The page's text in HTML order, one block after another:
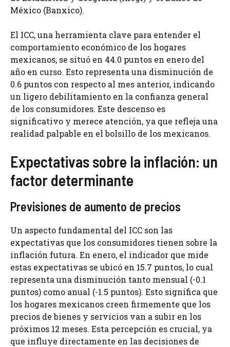
México (Banxico).
El ICC, una herramienta clave para entender el
comportamiento económico de los hogares
mexicanos, se situó en 44.0 puntos en enero del
año en curso. Esto representa una disminución de
0.6 puntos con respecto al mes anterior, indicando
un ligero debilitamiento en la confianza general
de los consumidores. Este descenso es
significativo y merece atención, ya que refleja una
realidad palpable en el bolsillo de los mexicanos.
Expectativas sobre la inflación: un
factor determinante
Previsiones de aumento de precios
Un aspecto fundamental del ICC son las
expectativas que los consumidores tienen sobre la
inflación futura. En enero, el indicador que mide
estas expectativas se ubicó en 15.7 puntos, lo cual
representa una disminución tanto mensual (-0.1
puntos) como anual (-1.5 puntos). Esto significa que
los hogares mexicanos creen firmemente que los
precios de bienes y servicios van a subir en los
próximos 12 meses. Esta percepción es crucial, ya
que influye directamente en las decisiones de